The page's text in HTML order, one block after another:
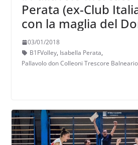
Perata (ex-Club
con la maglia del
03/01/2018
B1FVolley, Isabella Perata,
Pallavolo don Colleoni Trescore Balneario